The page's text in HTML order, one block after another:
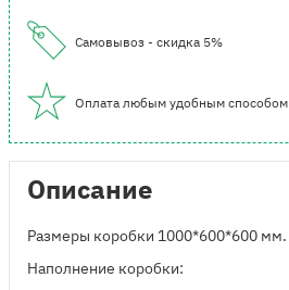
Самовывоз - скидка 5%
Оплата любым удобным способом
Описание
Размеры коробки 1000*600*600 мм.
Наполнение коробки: